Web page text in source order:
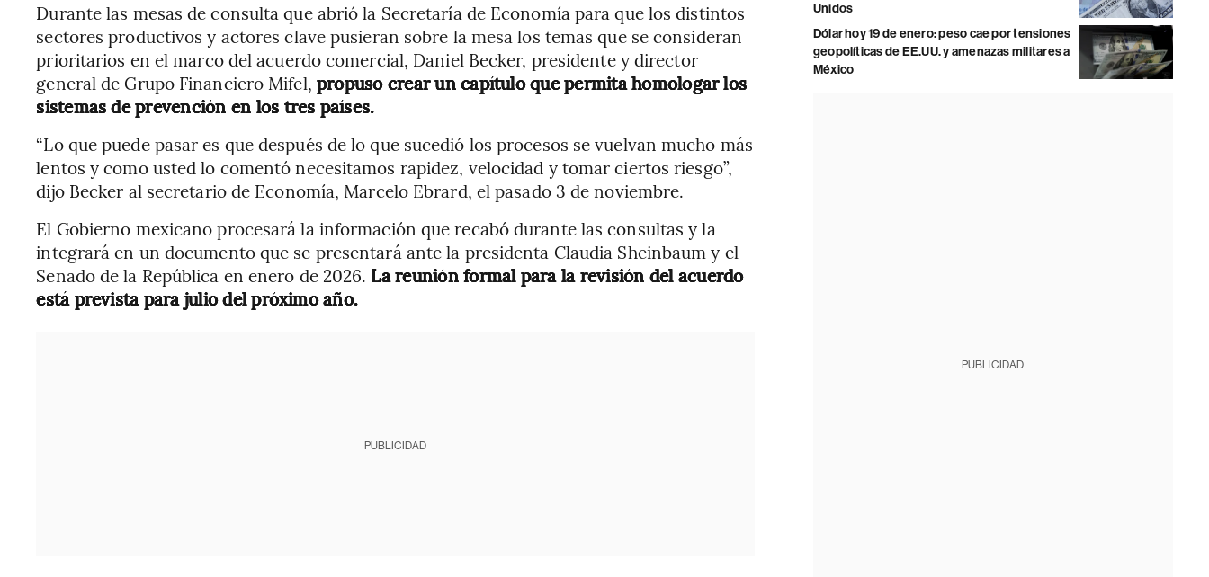
Durante las mesas de consulta que abrió la Secretaría de Economía para que los distintos
sectores productivos y actores clave pusieran sobre la mesa los temas que se consideran
prioritarios en el marco del acuerdo comercial, Daniel Becker, presidente y director
general de Grupo Financiero Mifel, propuso crear un capítulo que permita homologar los
sistemas de prevención en los tres países.
“Lo que puede pasar es que después de lo que sucedió los procesos se vuelvan mucho más
lentos y como usted lo comentó necesitamos rapidez, velocidad y tomar ciertos riesgo”,
dijo Becker al secretario de Economía, Marcelo Ebrard, el pasado 3 de noviembre.
El Gobierno mexicano procesará la información que recabó durante las consultas y la
integrará en un documento que se presentará ante la presidenta Claudia Sheinbaum y el
Senado de la República en enero de 2026. La reunión formal para la revisión del acuerdo
está prevista para julio del próximo año.
PUBLICIDAD
Unidos
Dólar hoy 19 de enero: peso cae por tensiones
geopolíticas de EE.UU. y amenazas militares a
México
PUBLICIDAD